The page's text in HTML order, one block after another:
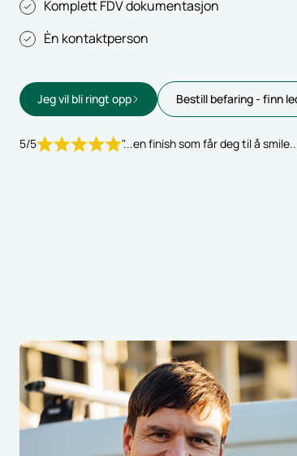
Komplett FDV dokumentasjon
Èn kontaktperson
Jeg vil bli ringt opp Bestill befaring - finn
5/5 "...en finish som får deg til å